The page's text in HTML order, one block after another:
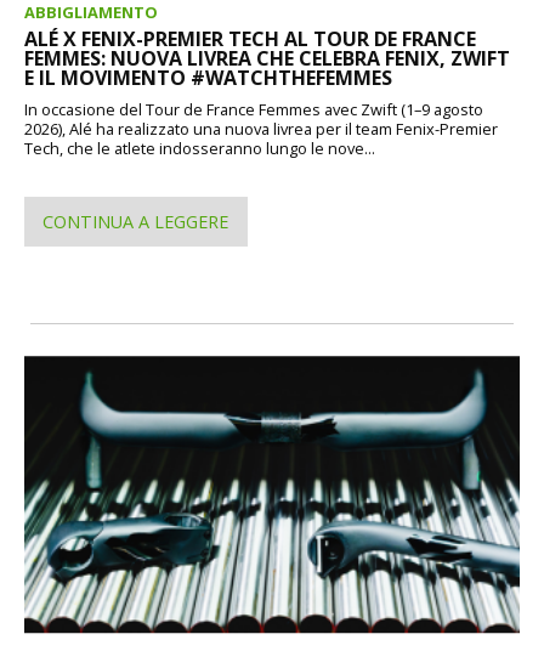
ABBIGLIAMENTO
ALÉ X FENIX-PREMIER TECH AL TOUR DE FRANCE
FEMMES: NUOVA LIVREA CHE CELEBRA FENIX, ZWIFT
E IL MOVIMENTO #WATCHTHEFEMMES
In occasione del Tour de France Femmes avec Zwift (1–9 agosto
2026), Alé ha realizzato una nuova livrea per il team Fenix-Premier
Tech, che le atlete indosseranno lungo le nove...
CONTINUA A LEGGERE